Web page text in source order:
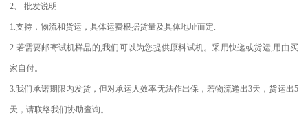
2、批发说明
1.支持，物流和货运，具体运费根据货量及具体地址而定.
2.若需要邮寄试机样品的,我们可以为您提供原料试机。采用快递或货运,用由买
家自付。
3.我们承诺期限内发货，但对承运人效率无法作出保，若物流递出3天，货运出5
天，请联络我们协助查询。